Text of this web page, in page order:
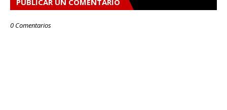
PUBLICAR UN COMENTARIO
0 Comentarios